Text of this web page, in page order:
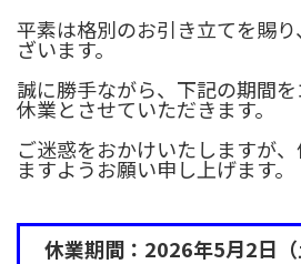
平素は格別のお引き立てを賜
ざいます。
誠に勝手ながら、下記の期間
休業とさせていただきます。
ご迷惑をおかけいたしますが
ますようお願い申し上げます。
休業期間：2026年5月2日（